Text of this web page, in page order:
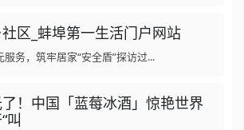
区_蚌埠第一生活门户网站
务，筑牢居家“安全盾”探访过...
！中国「蓝莓冰酒」惊艳世界
叫